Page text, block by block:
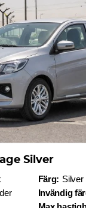
Silver
Färg: Silver
Invändig